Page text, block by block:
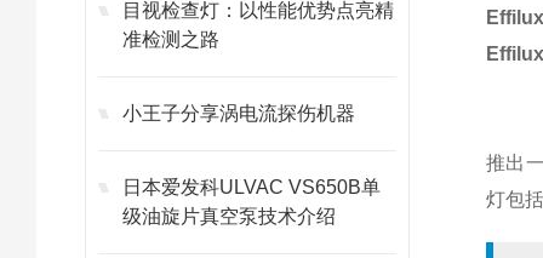
目视检查灯：以性能优势点亮精
准检测之路
小王子分享涡电流探伤机器
日本爱发科ULVAC VS650B单
级油旋片真空泵技术介绍
推出
灯包